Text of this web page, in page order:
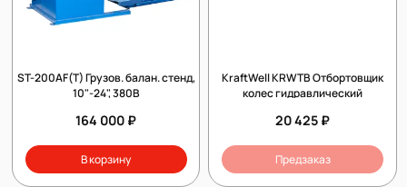
ST-200AF(T) Грузов. балан. стенд,
10"-24", 380В
164 000 ₽
В корзину
KraftWell KRWTB Отбортовщик
колес гидравлический
20 425 ₽
Предзаказ